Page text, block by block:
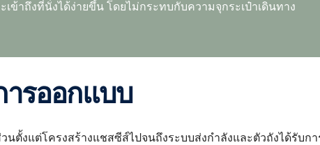
ข้าถึงที่นั่งได้ง่ายขึ้น โดยไม่กระทบกับความจุกระเป๋าเดินทาง
ารออกแบบ
ตั้งแต่โครงสร้างแชสซีส์ไปจนถึงระบบส่งกำลังและตัวถังได้รับ